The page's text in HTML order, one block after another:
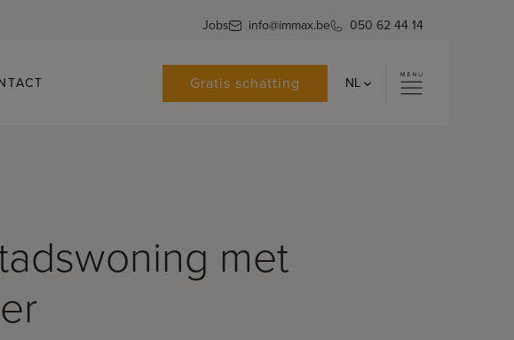
Jobs info@immax.be 050 62 44 14
Gratis schatting NL
met